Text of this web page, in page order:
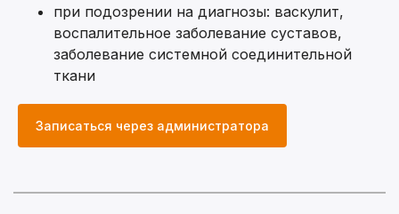
при подозрении на диагнозы: васкулит,
воспалительное заболевание суставов,
заболевание системной соединительной
ткани
Записаться через администратора